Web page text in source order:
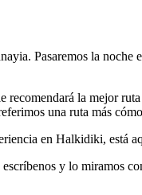
Pasaremos la noche
la mejor
una ruta más
en Halkidiki, está
y lo miramos